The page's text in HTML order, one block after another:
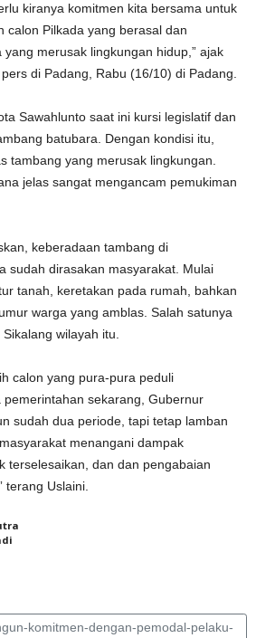
kiranya komitmen kita bersama untuk
calon Pilkada yang berasal dan
merusak lingkungan hidup,” ajak
di Padang, Rabu (16/10) di Padang.
Sawahlunto saat ini kursi legislatif dan
batubara. Dengan kondisi itu,
tambang yang merusak lingkungan.
jelas sangat mengancam pemukiman
keberadaan tambang di
sudah dirasakan masyarakat. Mulai
tanah, keretakan pada rumah, bahkan
warga yang amblas. Salah satunya
wilayah itu.
calon yang pura-pura peduli
pemerintahan sekarang, Gubernur
sudah dua periode, tapi tetap lamban
menangani dampak
terselesaikan, dan dan pengabaian
terang Uslaini.
komitmen-dengan-pemodal-pelaku-